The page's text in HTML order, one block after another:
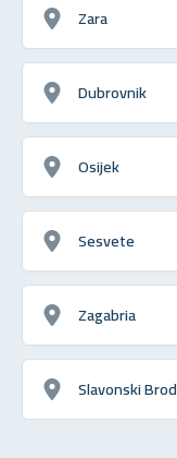
Zara
Dubrovnik
Osijek
Sesvete
Zagabria
Slavonski Brod